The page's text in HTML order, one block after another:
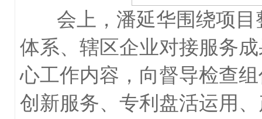
会上，潘延华围绕项目
体系、辖区企业对接服务
心工作内容，向督导检查
创新服务、专利盘活运用